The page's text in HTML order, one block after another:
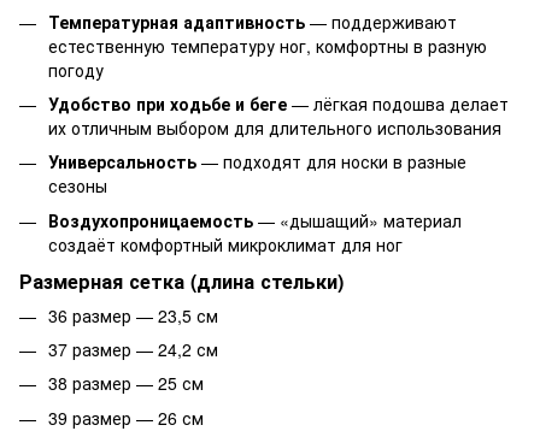
Температурная адаптивность — поддерживают
естественную температуру ног, комфортны в разную
погоду
Удобство при ходьбе и беге — лёгкая подошва делает
их отличным выбором для длительного использования
Универсальность — подходят для носки в разные
сезоны
Воздухопроницаемость — «дышащий» материал
создаёт комфортный микроклимат для ног
Размерная сетка (длина стельки)
36 размер — 23,5 см
37 размер — 24,2 см
38 размер — 25 см
39 размер — 26 см